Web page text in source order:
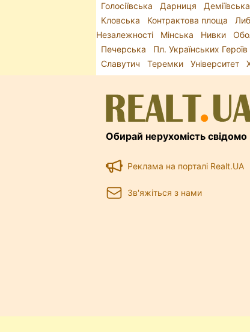
Голосіївська
Дарниця Деміївська
Кловська
Контрактова площа
Незалежності
Мінська Нивки
Печерська
Пл. Українських Героїв
Славутич
Теремки Університет
Обирай нерухомість свідомо
Реклама на порталі Realt.UA
Зв'яжіться з нами